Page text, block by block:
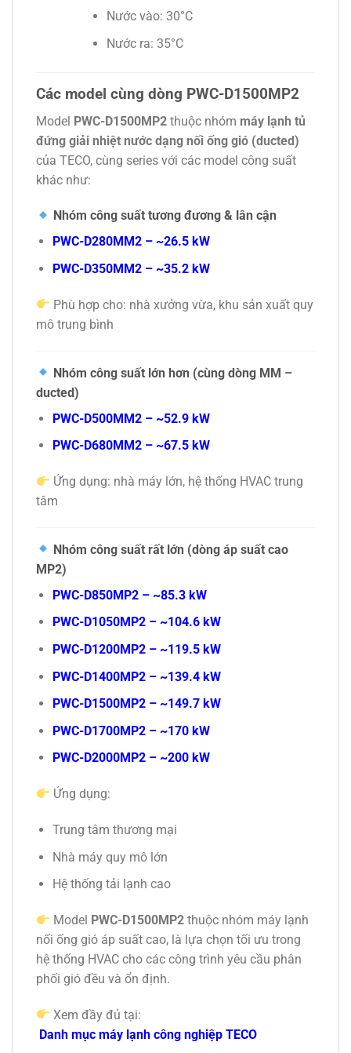
Nước vào: 30°C
Nước ra: 35°C
Các model cùng dòng PWC-D1500MP2
Model PWC-D1500MP2 thuộc nhóm máy lạnh tủ
đứng giải nhiệt nước dạng nối ống gió (ducted)
của TECO, cùng series với các model công suất
khác như:
Nhóm công suất tương đương & lân cận
PWC-D280MM2 – ~26.5 kW
PWC-D350MM2 – ~35.2 kW
Phù hợp cho: nhà xưởng vừa, khu sản xuất quy
mô trung bình
Nhóm công suất lớn hơn (cùng dòng MM –
ducted)
PWC-D500MM2 – ~52.9 kW
PWC-D680MM2 – ~67.5 kW
Ứng dụng: nhà máy lớn, hệ thống HVAC trung
tâm
Nhóm công suất rất lớn (dòng áp suất cao
MP2)
PWC-D850MP2 – ~85.3 kW
PWC-D1050MP2 – ~104.6 kW
PWC-D1200MP2 – ~119.5 kW
PWC-D1400MP2 – ~139.4 kW
PWC-D1500MP2 – ~149.7 kW
PWC-D1700MP2 – ~170 kW
PWC-D2000MP2 – ~200 kW
Ứng dụng:
Trung tâm thương mại
Nhà máy quy mô lớn
Hệ thống tải lạnh cao
Model PWC-D1500MP2 thuộc nhóm máy lạnh
nối ống gió áp suất cao, là lựa chọn tối ưu trong
hệ thống HVAC cho các công trình yêu cầu phân
phối gió đều và ổn định.
Xem đầy đủ tại:
Danh mục máy lạnh công nghiệp TECO